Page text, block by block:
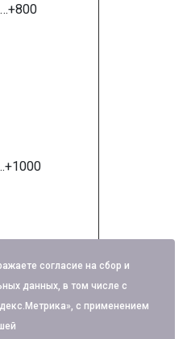
согласие на сбор и
данных, в том числе с
с применением